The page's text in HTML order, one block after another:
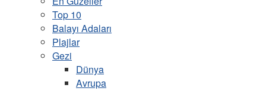
Top 10
Balayı Adaları
Plajlar
Gezi
Dünya
Avrupa